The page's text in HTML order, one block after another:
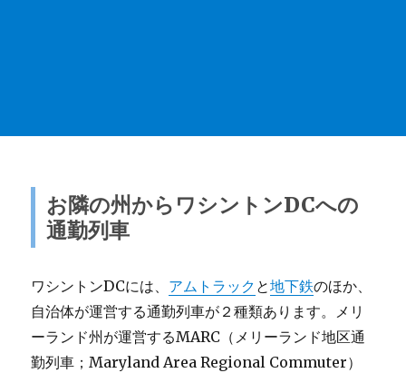
お隣の州からワシントンDCへの
通勤列車
ワシントンDCには、 アムトラック と地下鉄のほか、
自治体が運営する通勤列車が２種類あります。メリ
ーランド州が運営するMARC（メリーランド地区通
勤列車；Maryland Area Regional Commuter）